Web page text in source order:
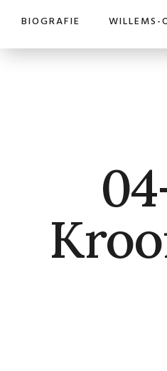
BIOGRAFIE WILLEMS-